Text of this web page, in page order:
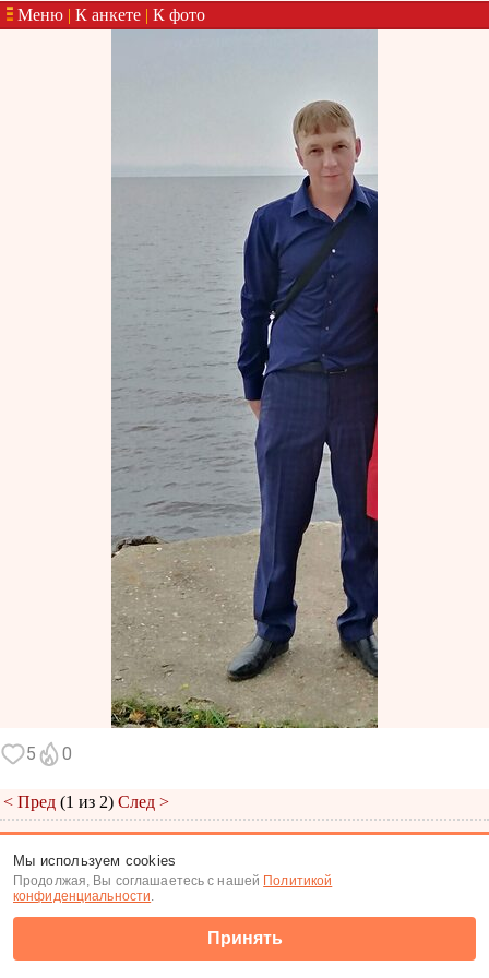
Меню | К анкете | К фото
5 0
< Пред (1 из 2) След >
(c) Tabor.ru 2026
Мы используем cookies
Продолжая, Вы соглашаетесь с нашей Политикой
конфиденциальности.
Принять